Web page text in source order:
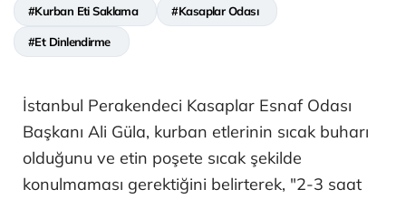
#Kurban Eti Saklama #Kasaplar Odası
#Et Dinlendirme
İstanbul Perakendeci Kasaplar Esnaf Odası
Başkanı Ali Güla, kurban etlerinin sıcak buharı
olduğunu ve etin poşete sıcak şekilde
konulmaması gerektiğini belirterek, "2-3 saat